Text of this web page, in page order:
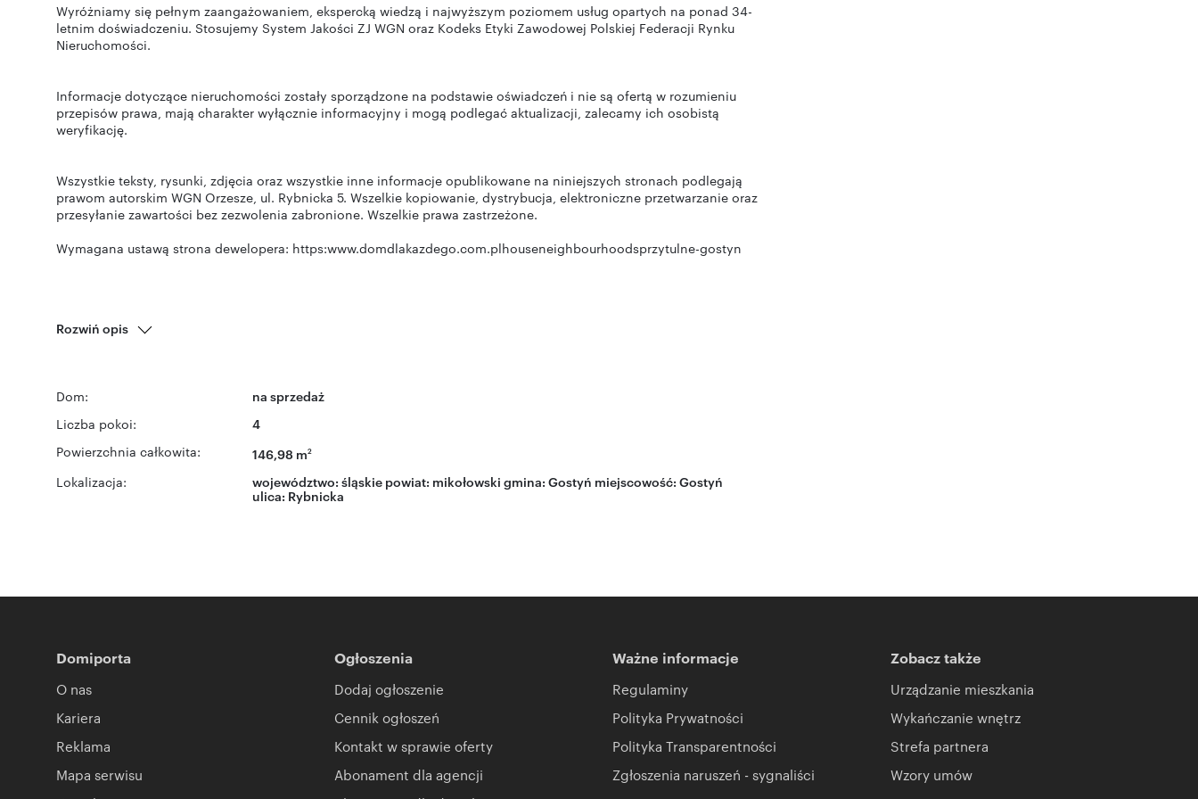
Wyróżniamy się pełnym zaangażowaniem, ekspercką wiedzą i najwyższym poziomem usług opartych na ponad 34-
letnim doświadczeniu. Stosujemy System Jakości ZJ WGN oraz Kodeks Etyki Zawodowej Polskiej Federacji Rynku
Nieruchomości.
Informacje dotyczące nieruchomości zostały sporządzone na podstawie oświadczeń i nie są ofertą w rozumieniu
przepisów prawa, mają charakter wyłącznie informacyjny i mogą podlegać aktualizacji, zalecamy ich osobistą
weryfikację.
Wszystkie teksty, rysunki, zdjęcia oraz wszystkie inne informacje opublikowane na niniejszych stronach podlegają
prawom autorskim WGN Orzesze, ul. Rybnicka 5. Wszelkie kopiowanie, dystrybucja, elektroniczne przetwarzanie oraz
przesyłanie zawartości bez zezwolenia zabronione. Wszelkie prawa zastrzeżone.
Wymagana ustawą strona dewelopera: https:www.domdlakazdego.com.plhouseneighbourhoodsprzytulne-gostyn
Rozwiń opis
Dom: na sprzedaż
Liczba pokoi: 4
Powierzchnia całkowita: 146,98 m2
Lokalizacja: województwo: śląskie powiat: mikołowski gmina: Gostyń miejscowość: Gostyń
ulica: Rybnicka
Domiporta
O nas
Kariera
Reklama
Mapa serwisu
Ogłoszenia
Dodaj ogłoszenie
Cennik ogłoszeń
Kontakt w sprawie oferty
Abonament dla agencji
Ważne informacje
Regulaminy
Polityka Prywatności
Polityka Transparentności
Zgłoszenia naruszeń - sygnaliści
Zobacz także
Urządzanie mieszkania
Wykańczanie wnętrz
Strefa partnera
Wzory umów